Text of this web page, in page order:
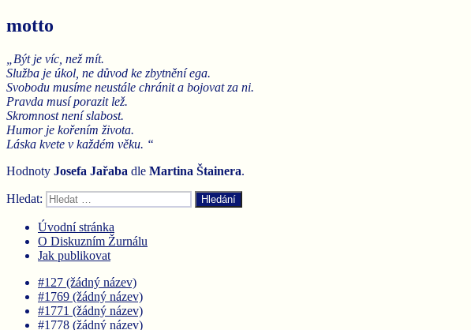
motto
„Být je víc, než mít.
Služba je úkol, ne důvod ke zbytnění ega.
Svobodu musíme neustále chránit a bojovat za ni.
Pravda musí porazit lež.
Skromnost není slabost.
Humor je kořením života.
Láska kvete v každém věku. “
Hodnoty Josefa Jařaba dle Martina Štainera.
Hledat: Hledání
Úvodní stránka
O Diskuzním Žurnálu
Jak publikovat
#127 (žádný název)
#1769 (žádný název)
#1771 (žádný název)
#1778 (žádný název)